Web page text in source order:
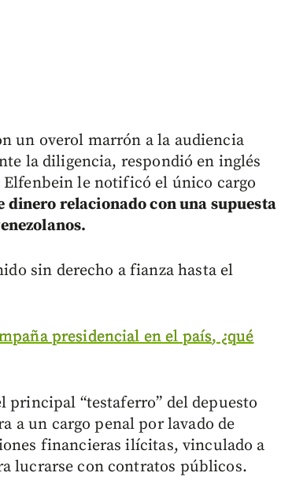
un overol marrón a la audiencia
la diligencia, respondió en inglés
Elfenbein le notificó el único cargo
dinero relacionado con una supuesta
sin derecho a fianza hasta el
presidencial en el país, ¿qué
principal “testaferro” del depuesto
a un cargo penal por lavado de
financieras ilícitas, vinculado a
lucrarse con contratos públicos.